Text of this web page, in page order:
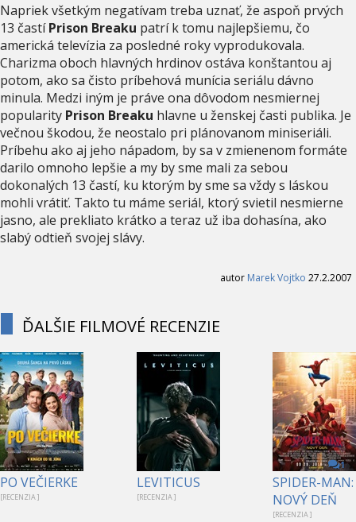
Napriek všetkým negatívam treba uznať, že aspoň prvých
13 častíPrison Breaku patrí k tomu najlepšiemu, čo
americká televízia za posledné roky vyprodukovala.
Charizma oboch hlavných hrdinov ostáva konštantou aj
potom, ako sa čisto príbehová munícia seriálu dávno
minula. Medzi iným je práve ona dôvodom nesmiernej
popularity Prison Breaku hlavne u ženskej časti publika. Je
večnou škodou, že neostalo pri plánovanom miniseriáli.
Príbehu ako aj jeho nápadom, by sa v zmienenom formáte
darilo omnoho lepšie a my by sme mali za sebou
dokonalých 13 častí, ku ktorým by sme sa vždy s láskou
mohli vrátiť. Takto tu máme seriál, ktorý svietil nesmierne
jasno, ale prekliato krátko a teraz už iba dohasína, ako
slabý odtieň svojej slávy.
autor Marek Vojtko 27.2.2007
ĎALŠIE FILMOVÉ RECENZIE
PO VEČIERKE
[RECENZIA ]
LEVITICUS
[RECENZIA ]
1
SPIDER-MAN:
NOVÝ DEŇ
[RECENZIA ]